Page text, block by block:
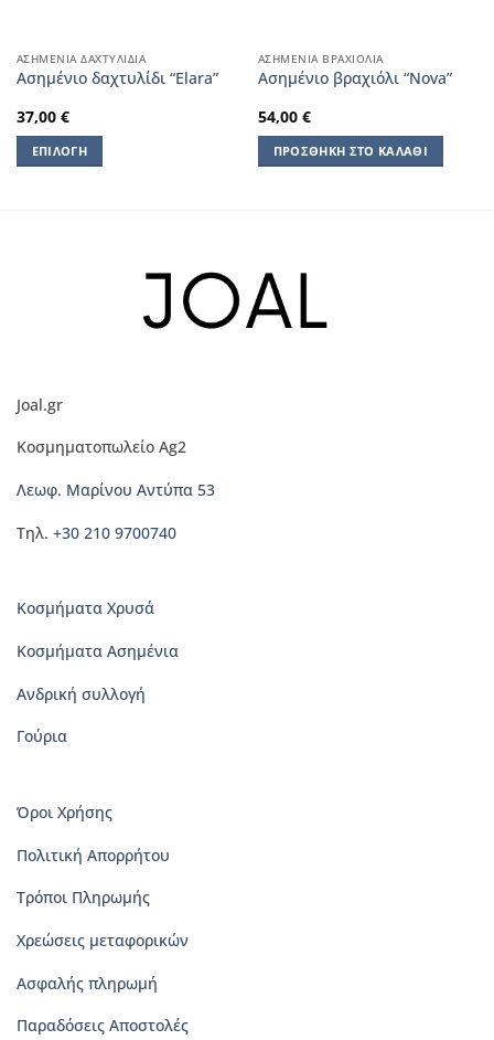
ΑΣΗΜΈΝΙΑ ΔΑΧΤΥΛΊΔΙΑ
Ασημένιο δαχτυλίδι “Elara”
37,00 €
ΕΠΙΛΟΓΉ
επιλεγούν
σελίδα
προϊόντος
ΑΣΗΜΈΝΙΑ ΒΡΑΧΙΌΛΙΑ
Aσημένιο βραχιόλι “Nova”
54,00 €
ΠΡΟΣΘΉΚΗ ΣΤΟ ΚΑΛΆΘΙ
Joal.gr
Κοσμηματοπωλείο Ag2
Λεωφ. Μαρίνου Αντύπα 53
Τηλ. +30 210 9700740
Κοσμήματα Χρυσά
Κοσμήματα Ασημένια
Ανδρική συλλογή
Γούρια
Όροι Χρήσης
Πολιτική Απορρήτου
Τρόποι Πληρωμής
Χρεώσεις μεταφορικών
Ασφαλής πληρωμή
Παραδόσεις Αποστολές